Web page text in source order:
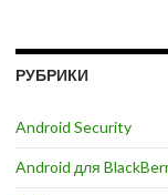
РУБРИКИ
Android Security
Android для